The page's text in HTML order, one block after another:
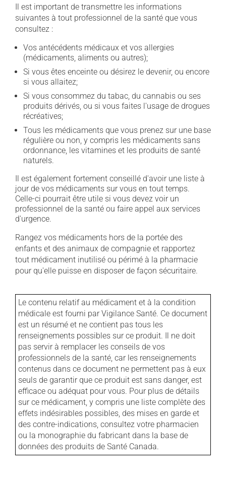
Il est important de transmettre les informations
suivantes à tout professionnel de la santé que vous
consultez :
Vos antécédents médicaux et vos allergies
(médicaments, aliments ou autres);
Si vous êtes enceinte ou désirez le devenir, ou encore
si vous allaitez;
Si vous consommez du tabac, du cannabis ou ses
produits dérivés, ou si vous faites l'usage de drogues
récréatives;
Tous les médicaments que vous prenez sur une base
régulière ou non, y compris les médicaments sans
ordonnance, les vitamines et les produits de santé
naturels.
Il est également fortement conseillé d'avoir une liste à
jour de vos médicaments sur vous en tout temps.
Celle-ci pourrait être utile si vous devez voir un
professionnel de la santé ou faire appel aux services
d'urgence.
Rangez vos médicaments hors de la portée des
enfants et des animaux de compagnie et rapportez
tout médicament inutilisé ou périmé à la pharmacie
pour qu'elle puisse en disposer de façon sécuritaire.
Le contenu relatif au médicament et à la condition
médicale est fourni par Vigilance Santé. Ce document
est un résumé et ne contient pas tous les
renseignements possibles sur ce produit. Il ne doit
pas servir à remplacer les conseils de vos
professionnels de la santé, car les renseignements
contenus dans ce document ne permettent pas à eux
seuls de garantir que ce produit est sans danger, est
efficace ou adéquat pour vous. Pour plus de détails
sur ce médicament, y compris une liste complète des
effets indésirables possibles, des mises en garde et
des contre-indications, consultez votre pharmacien
ou la monographie du fabricant dans la base de
données des produits de Santé Canada.